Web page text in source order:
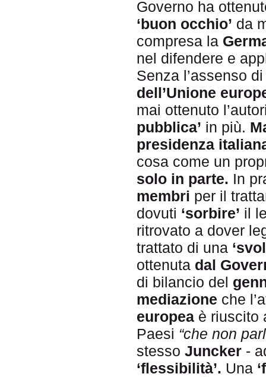
Governo ha
‘buon occhio’ da
compresa la
nel difendere e
Senza l’assenso
dell’Unione
mai ottenuto
pubblica’ in più.
presidenza
cosa come un
solo in parte. In
membri per il
dovuti ‘sorbire’ il
ritrovato a dover
trattato di una
ottenuta dal
di bilancio del
mediazione che
europea è riuscito
Paesi “che non
stesso Juncker -
‘flessibilità’. Una